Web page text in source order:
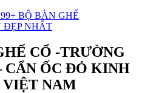
BỘ BÀN GHẾ
ĐẸP NHẤT
CỔ -TRƯỜNG
ỐC ĐỎ KINH
NAM